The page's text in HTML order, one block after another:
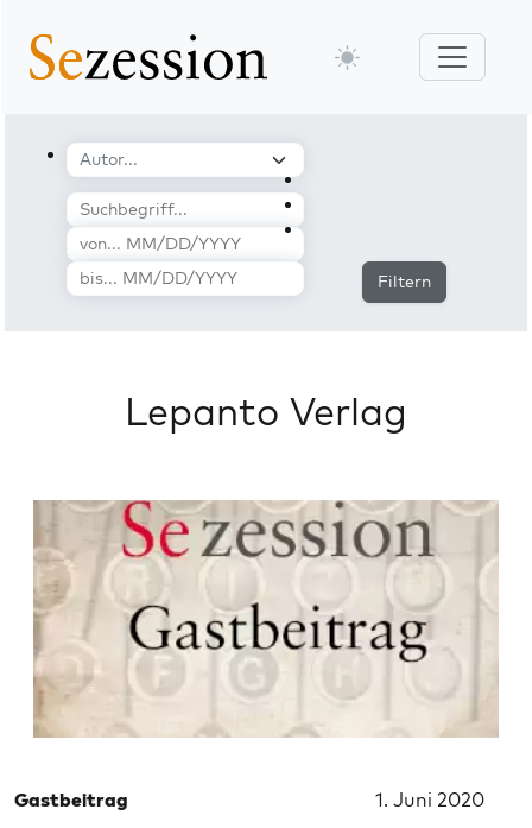
Filtern
Lepanto Verlag
Gastbeitrag 1. Juni 2020